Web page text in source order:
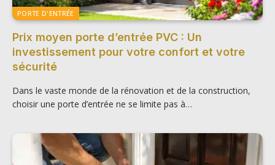
PORTE D'ENTRÉE
Prix moyen porte d’entrée PVC : Un
investissement pour votre confort et votre
sécurité
Dans le vaste monde de la rénovation et de la construction,
choisir une porte d’entrée ne se limite pas à…